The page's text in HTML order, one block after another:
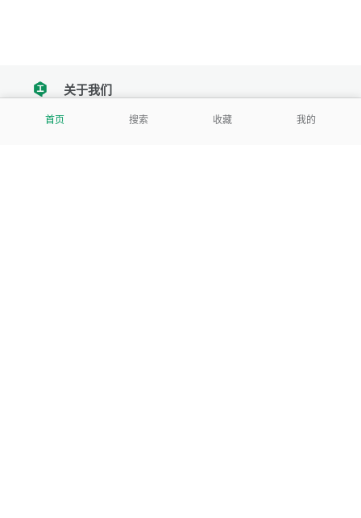
首页 搜索 收藏 我的
tencent关于我们
我们努力把每一个工具做成批量处理的产品